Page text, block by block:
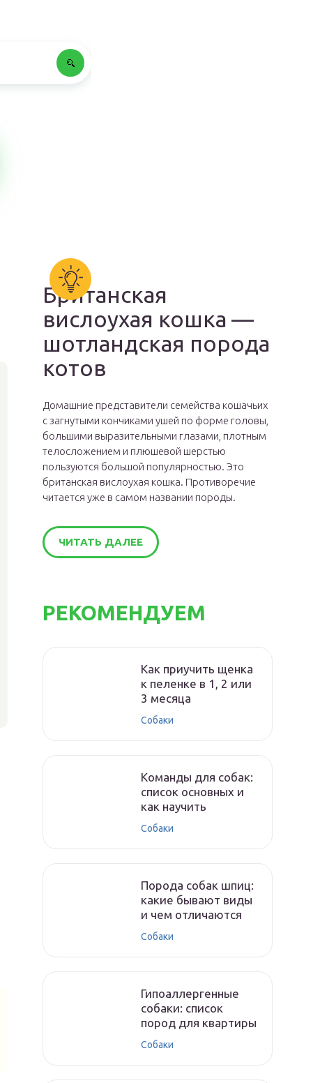
Британская
вислоухая кошка —
шотландская порода
котов
Домашние представители семейства кошачьих
с загнутыми кончиками ушей по форме головы,
большими выразительными глазами, плотным
телосложением и плюшевой шерстью
пользуются большой популярностью. Это
британская вислоухая кошка. Противоречие
читается уже в самом названии породы.
ЧИТАТЬ ДАЛЕЕ
РЕКОМЕНДУЕМ
Как приучить щенка
к пеленке в 1, 2 или
3 месяца
Собаки
Команды для собак:
список основных и
как научить
Собаки
Порода собак шпиц:
какие бывают виды
и чем отличаются
Собаки
Гипоаллергенные
собаки: список
пород для квартиры
Собаки